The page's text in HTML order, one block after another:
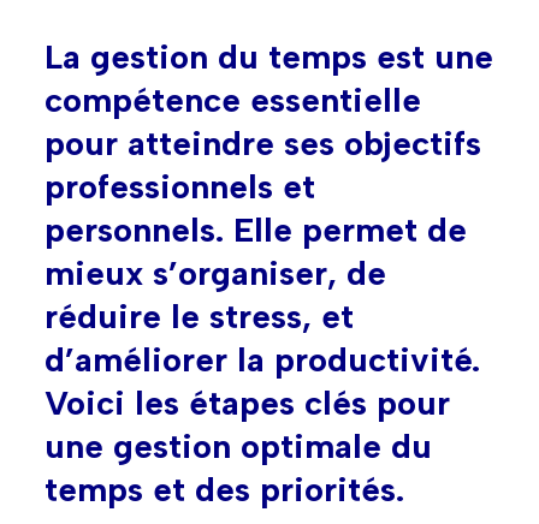
La gestion du temps est une
compétence essentielle
pour atteindre ses objectifs
professionnels et
personnels. Elle permet de
mieux s’organiser, de
réduire le stress, et
d’améliorer la productivité.
Voici les étapes clés pour
une gestion optimale du
temps et des priorités.